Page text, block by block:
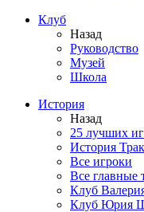
Клуб
Назад
Руководство
Музей
Школа
История
Назад
25 лучших
История
Все игроки
Все главные
Клуб
Клуб Юрия